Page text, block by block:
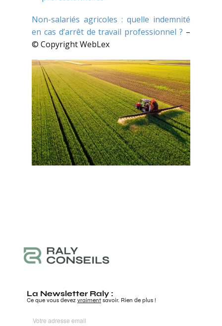
Non-salariés agricoles : quelle indemnité
en cas d’arrêt de travail professionnel ? –
© Copyright WebLex
La Newsletter Raly :
Ce que vous devez vraiment savoir. Rien de plus !